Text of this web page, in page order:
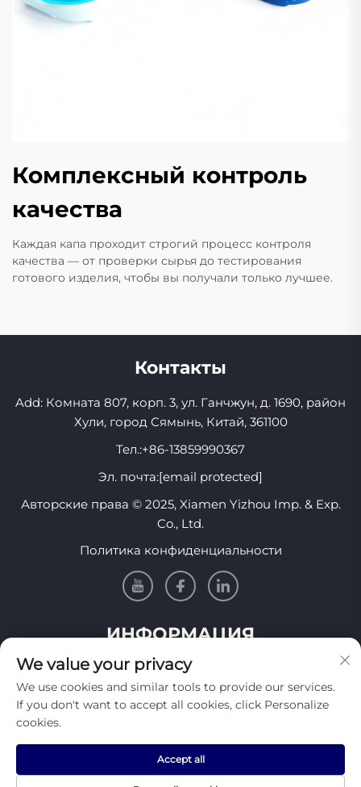
Комплексный контроль
качества
Каждая капа проходит строгий процесс контроля
качества — от проверки сырья до тестирования
готового изделия, чтобы вы получали только лучшее.
Контакты
Add: Комната 807, корп. 3, ул. Ганчжун, д. 1690, район
Хули, город Сямынь, Китай, 361100
Тел.:+86-13859990367
Эл. почта:[email protected]
Авторские права © 2025, Xiamen Yizhou Imp. & Exp.
Co., Ltd.
Политика конфиденциальности
ИНФОРМАЦИЯ
Подпишитесь, чтобы получать нашу еженедельную
рассылку
Отправить
We value your privacy
We use cookies and similar tools to provide our services.
If you don't want to accept all cookies, click Personalize
cookies.
Accept all